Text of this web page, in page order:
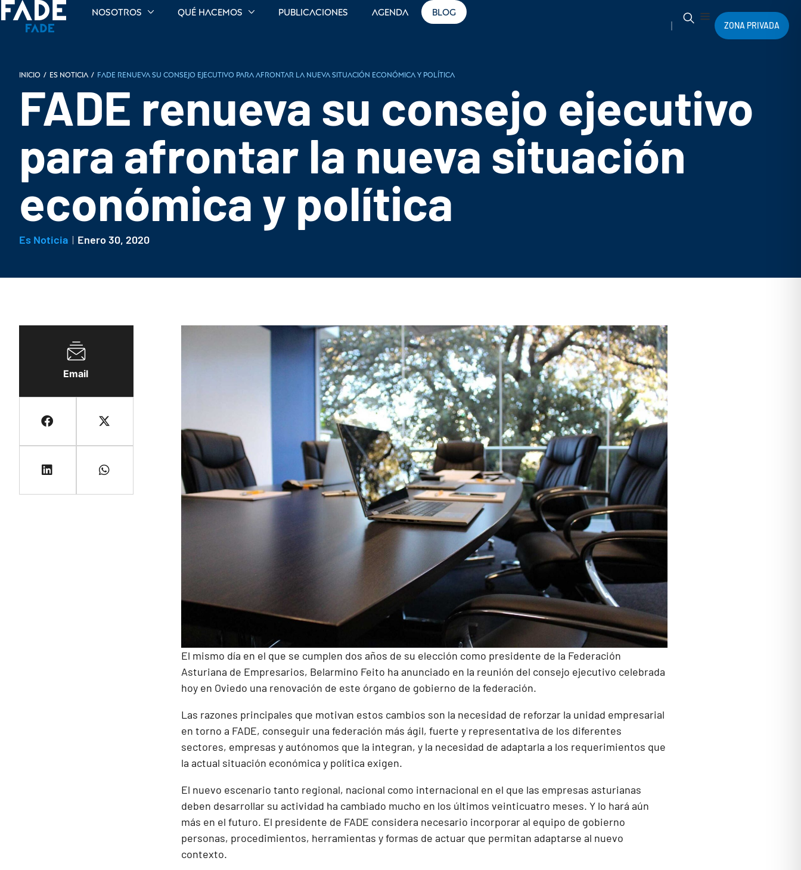
Nosotros Qué hacemos Publicaciones Agenda Blog
ZONA PRIVADA
INICIO / Es noticia / FADE renueva su consejo ejecutivo para afrontar la nueva situación económica y política
FADE renueva su consejo ejecutivo
para afrontar la nueva situación
económica y política
Es Noticia Enero 30, 2020
Email
El mismo día en el que se cumplen dos años de su elección como presidente de la Federación
Asturiana de Empresarios, Belarmino Feito ha anunciado en la reunión del consejo ejecutivo celebrada
hoy en Oviedo una renovación de este órgano de gobierno de la federación.
Las razones principales que motivan estos cambios son la necesidad de reforzar la unidad empresarial
en torno a FADE, conseguir una federación más ágil, fuerte y representativa de los diferentes
sectores, empresas y autónomos que la integran, y la necesidad de adaptarla a los requerimientos que
la actual situación económica y política exigen.
El nuevo escenario tanto regional, nacional como internacional en el que las empresas asturianas
deben desarrollar su actividad ha cambiado mucho en los últimos veinticuatro meses. Y lo hará aún
más en el futuro. El presidente de FADE considera necesario incorporar al equipo de gobierno
personas, procedimientos, herramientas y formas de actuar que permitan adaptarse al nuevo
contexto.